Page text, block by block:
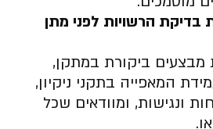
הרשויות לפני מתן
מבצעים ביקורת במתקן,
המאפייה בתקני ניקיון,
ונגישות, ומוודאים שכל